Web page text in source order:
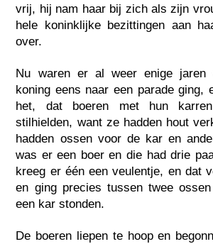
vrij, hij nam haar bij zich als zijn
hele koninklijke bezittingen aan
over.
Nu waren er al weer enige jaren
koning eens naar een parade ging,
het, dat boeren met hun
stilhielden, want ze hadden hout
hadden ossen voor de kar en
was er een boer en die had drie
kreeg er één een veulentje, en dat
en ging precies tussen twee
een kar stonden.
De boeren liepen te hoop en